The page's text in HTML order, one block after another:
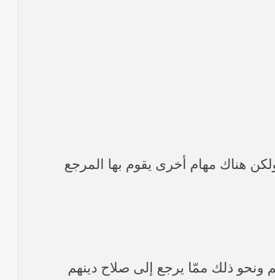
هناك مهام أخرى يقوم بها المرجع
ونحو ذلك ممّا يرجع إلى صلاح دينهم